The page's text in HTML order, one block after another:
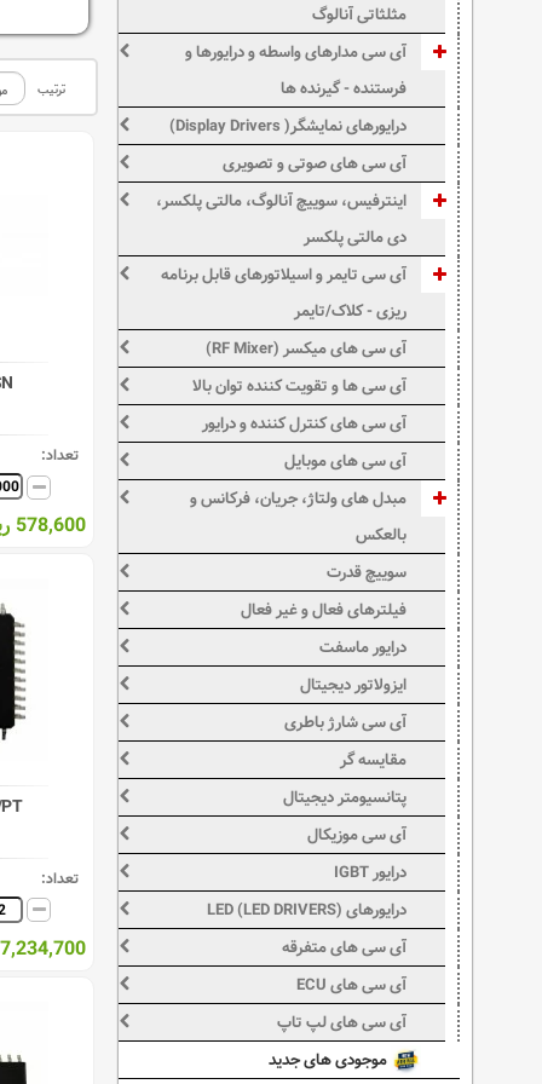
ترتیب
تعداد:
578,600 ریال
تعداد:
7,234,700 ریال
مثلثاتی آنالوگ
آی سی مدارهای واسطه و درایورها و
فرستنده - گیرنده ها
درایورهای نمایشگر( Display Drivers)
آی سی های صوتی و تصویری
اینترفیس، سوییچ آنالوگ، مالتی پلکسر،
دی مالتی پلکسر
آی سی تایمر و اسیلاتورهای قابل برنامه
ریزی - کلاک/تایمر
آی سی های میکسر (RF Mixer)
آی سی ها و تقویت کننده توان بالا
آی سی های کنترل کننده و درایور
آی سی های موبایل
مبدل های ولتاژ، جریان، فرکانس و
بالعکس
سوییچ قدرت
فیلترهای فعال و غیر فعال
درایور ماسفت
ایزولاتور دیجیتال
آی سی شارژ باطری
مقایسه گر
پتانسیومتر دیجیتال
آی سی موزیکال
درایور IGBT
درایورهای LED (LED DRIVERS)
آی سی های متفرقه
آی سی های ECU
آی سی های لپ تاپ
موجودی های جدید